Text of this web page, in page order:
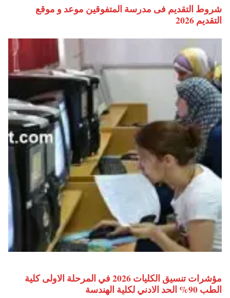
شروط التقديم فى مدرسة المتفوقين موعد و موقع
التقديم 2026
مؤشرات تنسيق الكليات 2026 في المرحلة الاولى كلية
الطب 90% الحد الادني لكلية الهندسة